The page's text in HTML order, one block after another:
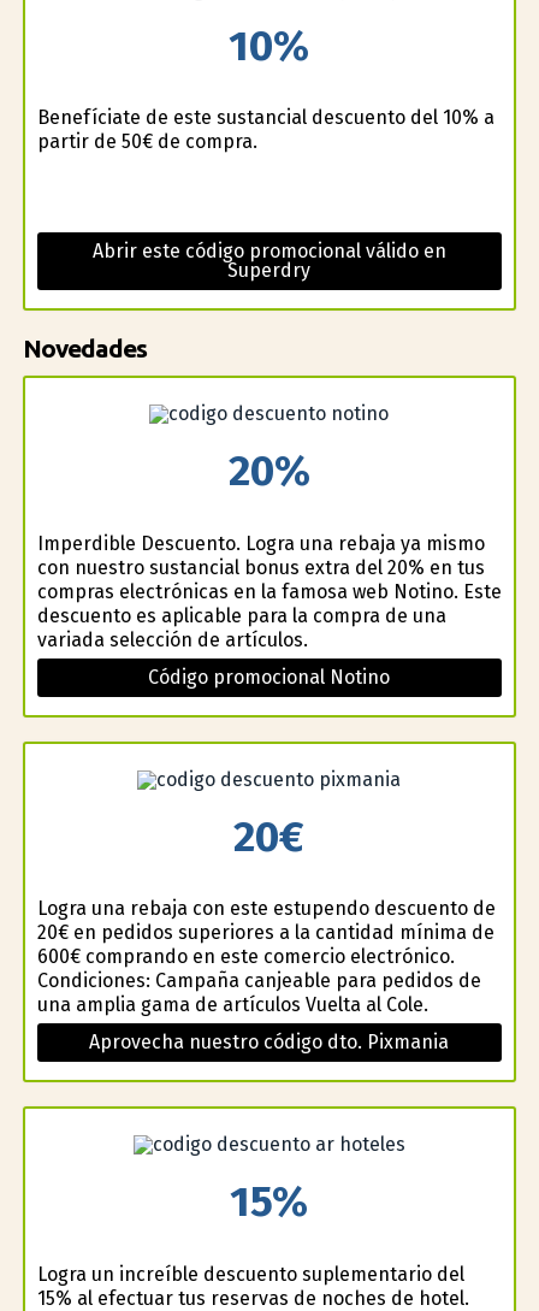
10%
Benefíciate de este sustancial descuento del 10% a
partir de 50€ de compra.
Abrir este código promocional válido en
Superdry
Novedades
20%
Imperdible Descuento. Logra una rebaja ya mismo
con nuestro sustancial bonus extra del 20% en tus
compras electrónicas en la famosa web Notino. Este
descuento es aplicable para la compra de una
variada selección de artículos.
Código promocional Notino
20€
Logra una rebaja con este estupendo descuento de
20€ en pedidos superiores a la cantidad mínima de
600€ comprando en este comercio electrónico.
Condiciones: Campaña canjeable para pedidos de
una amplia gama de artículos Vuelta al Cole.
Aprovecha nuestro código dto. Pixmania
15%
Logra un increíble descuento suplementario del
15% al efectuar tus reservas de noches de hotel.